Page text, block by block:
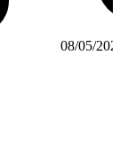
08/05/